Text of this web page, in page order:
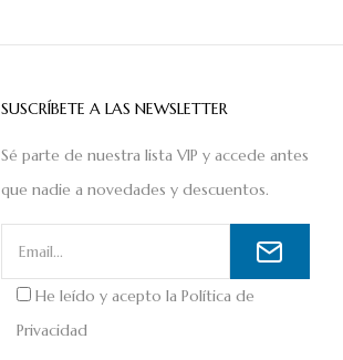
SUSCRÍBETE A LAS NEWSLETTER
Sé parte de nuestra lista VIP y accede antes
que nadie a novedades y descuentos.
He leído y acepto la Política de
Privacidad